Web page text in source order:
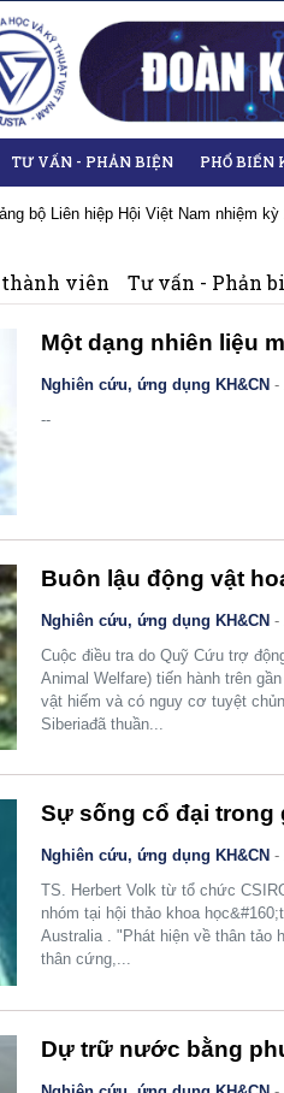
TƯ VẤN - PHẢN BIỆN PHỔ BIẾN
Liên hiệp Hội Việt Nam nhiệm kỳ
viên Tư vấn - Phản
Một dạng nhiên liệu
Nghiên cứu, ứng dụng KH&CN -
--
Buôn lậu động vật
Nghiên cứu, ứng dụng KH&CN -
Cuộc điều tra do Quỹ Cứu trợ
Animal Welfare) tiến hành trên
vật hiếm và có nguy cơ tuyệt
Siberiađã thuần...
Sự sống cổ đại trong
Nghiên cứu, ứng dụng KH&CN -
TS. Herbert Volk từ tổ chức
nhóm tại hội thảo khoa
Australia . "Phát hiện về thân
thân cứng,...
Dự trữ nước bằng